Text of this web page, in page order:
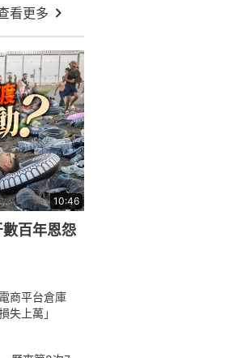
看更多
10:46
百年恩怨
商平台倉庫
失上萬」